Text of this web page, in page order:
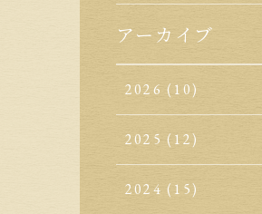
アーカイブ
2026 (10)
2025 (12)
2024 (15)